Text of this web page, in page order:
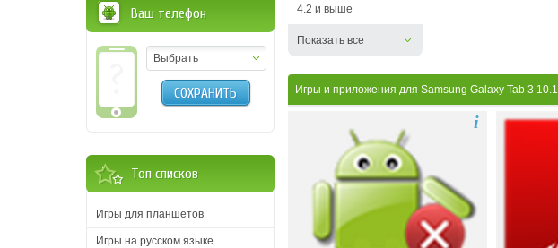
4.2 и выше
Показать все
Игры и приложения для Samsung Galaxy Tab 3 10.1
i
Ваш телефон
Выбрать
СОХРАНИТЬ
Топ списков
Игры для планшетов
Игры на русском языке